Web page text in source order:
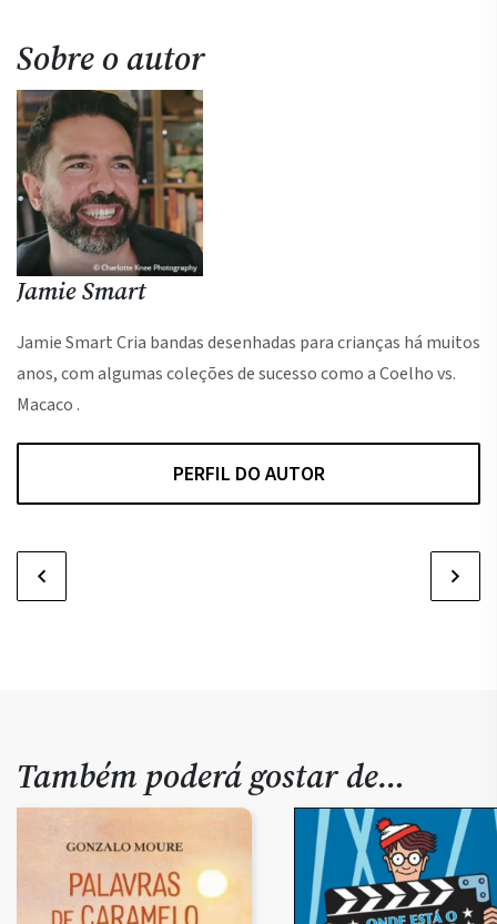
Sobre o autor
Jamie Smart
Jamie Smart Cria bandas desenhadas para crianças há muitos
anos, com algumas coleções de sucesso como a Coelho vs.
Macaco .
PERFIL DO AUTOR
Também poderá gostar de…